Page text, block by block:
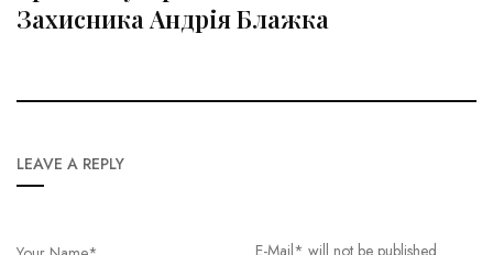
Захисника Андрія Блажка
LEAVE A REPLY